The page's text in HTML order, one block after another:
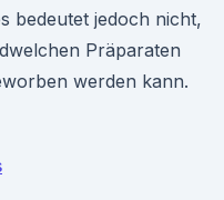
bedeutet jedoch nicht,
Präparaten
werden kann.